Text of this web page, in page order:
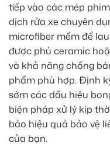
tiếp vào các mép
dịch rửa xe chuyên
microfiber mềm để
được phủ ceramic
và khả năng chống
phẩm phù hợp. Định
sớm các dấu hiệu
biện pháp xử lý kịp
bảo hiệu quả bảo vệ
của bạn.